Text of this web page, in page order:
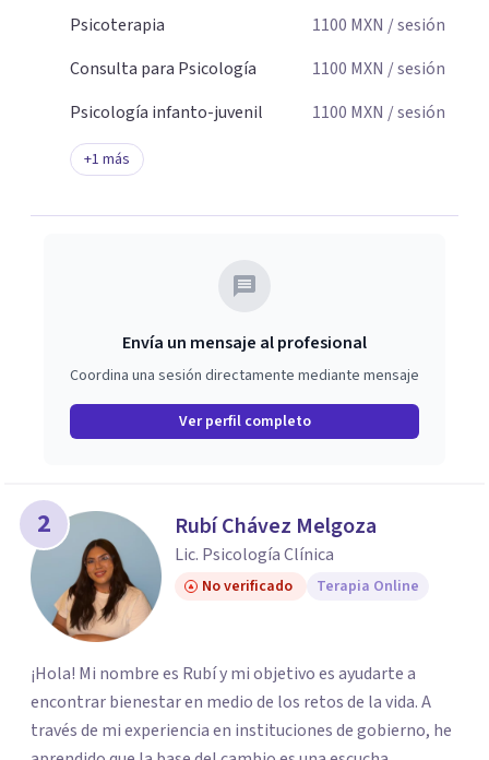
Psicoterapia
1100 MXN / sesión
Consulta para Psicología
1100 MXN / sesión
Psicología infanto-juvenil
1100 MXN / sesión
+1 más
Envía un mensaje al profesional
Coordina una sesión directamente mediante mensaje
Ver perfil completo
2 Rubí Chávez Melgoza
Lic. Psicología Clínica
No verificado Terapia Online
¡Hola! Mi nombre es Rubí y mi objetivo es ayudarte a
encontrar bienestar en medio de los retos de la vida. A
través de mi experiencia en instituciones de gobierno, he